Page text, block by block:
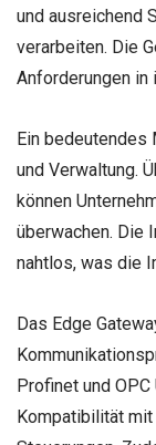
und ausreichend
verarbeiten. Die
Anforderungen in
Ein bedeutendes
und Verwaltung.
können
überwachen. Die
nahtlos, was die
Das Edge
Profinet und
Kompatibilität